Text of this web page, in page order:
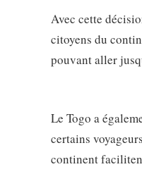
Avec cette
citoyens du
pouvant aller
Le Togo a
certains
continent